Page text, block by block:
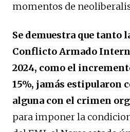
momentos de
Se demuestra que tanto
Conflicto Armado
2024, como el
15%, jamás estipularon
alguna con el crimen
para imponer la